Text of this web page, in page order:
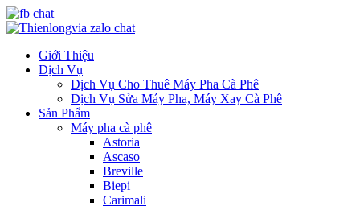
Giới Thiệu
Dịch Vụ
Dịch Vụ Cho Thuê Máy Pha Cà Phê
Dịch Vụ Sửa Máy Pha, Máy Xay Cà Phê
Sản Phẩm
Máy pha cà phê
Astoria
Ascaso
Breville
Biepi
Carimali